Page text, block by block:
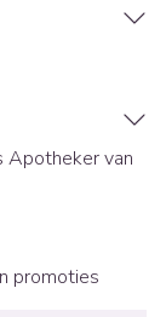
Apotheker van
promoties